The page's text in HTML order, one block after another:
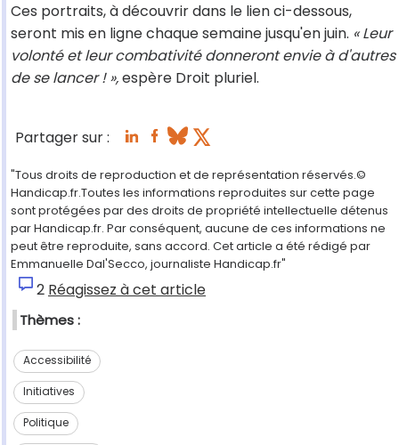
Ces portraits, à découvrir dans le lien ci-dessous,
seront mis en ligne chaque semaine jusqu'en juin. « Leur
volonté et leur combativité donneront envie à d'autres
de se lancer ! »,espère Droit pluriel.
Partager sur :
"Tous droits de reproduction et de représentation réservés.©
Handicap.fr.Toutes les informations reproduites sur cette page
sont protégées par des droits de propriété intellectuelle détenus
par Handicap.fr. Par conséquent, aucune de ces informations ne
peut être reproduite, sans accord. Cet article a été rédigé par
Emmanuelle Dal'Secco, journaliste Handicap.fr"
2 Réagissez à cet article
Thèmes :
Accessibilité
Initiatives
Politique